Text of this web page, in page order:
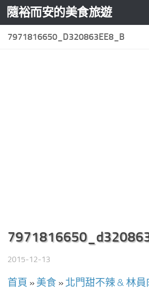
Skip to content
隨裕而安的美食旅遊
7971816650_D320863EE8_B
2015-12-13
首頁 » 美食 » 北門甜不辣 & 林